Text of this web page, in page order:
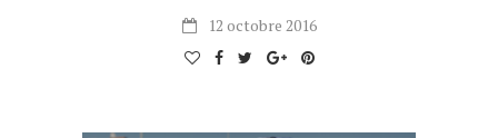
12 octobre 2016